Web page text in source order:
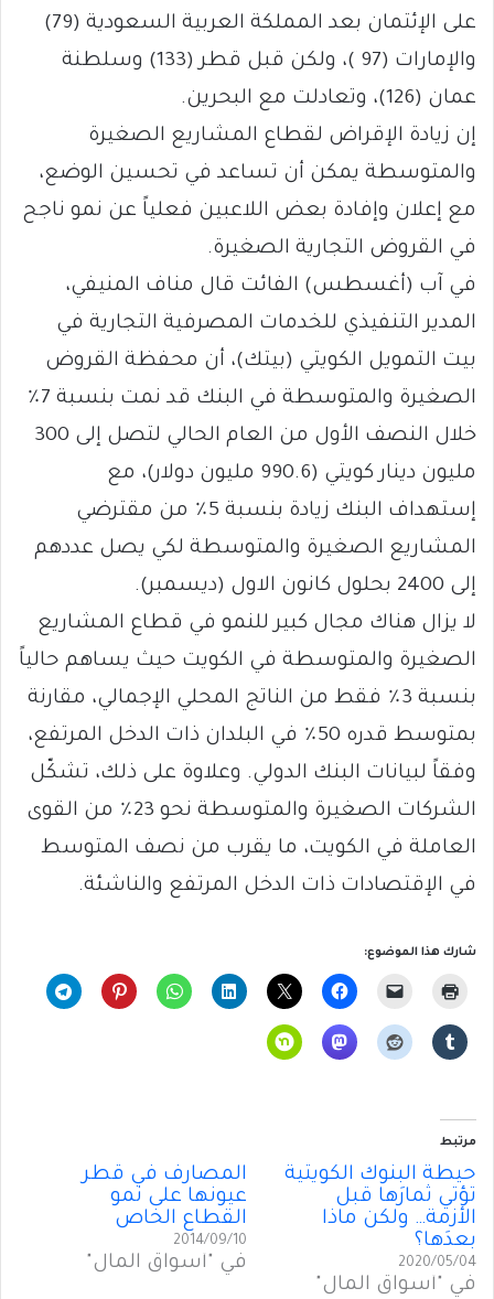
على الإئتمان بعد المملكة العربية السعودية (79)
والإمارات (97 )، ولكن قبل قطر (133) وسلطنة
عمان (126)، وتعادلت مع البحرين.
إن زيادة الإقراض لقطاع المشاريع الصغيرة
والمتوسطة يمكن أن تساعد في تحسين الوضع،
مع إعلان وإفادة بعض اللاعبين فعلياً عن نمو ناجح
في القروض التجارية الصغيرة.
في آب (أغسطس) الفائت قال مناف المنيفي،
المدير التنفيذي للخدمات المصرفية التجارية في
بيت التمويل الكويتي (بيتك)، أن محفظة القروض
الصغيرة والمتوسطة في البنك قد نمت بنسبة 7٪
خلال النصف الأول من العام الحالي لتصل إلى 300
مليون دينار كويتي (990.6 مليون دولار)، مع
إستهداف البنك زيادة بنسبة 5٪ من مقترضي
المشاريع الصغيرة والمتوسطة لكي يصل عددهم
إلى 2400 بحلول كانون الاول (ديسمبر).
لا يزال هناك مجال كبير للنمو في قطاع المشاريع
الصغيرة والمتوسطة في الكويت حيث يساهم حالياً
بنسبة 3٪ فقط من الناتج المحلي الإجمالي، مقارنة
بمتوسط قدره 50٪ في البلدان ذات الدخل المرتفع،
وفقاً لبيانات البنك الدولي. وعلاوة على ذلك، تشكّل
الشركات الصغيرة والمتوسطة نحو 23٪ من القوى
العاملة في الكويت، ما يقرب من نصف المتوسط
في الإقتصادات ذات الدخل المرتفع والناشئة.
شارك هذا الموضوع:
مرتبط
حيطةُ البنوك الكويتية
تؤتي ثمارَها قبل
الأزمة… ولكن ماذا
بعدَها؟
2020/05/04
في "أسواق المال"
المصارف في قطر
عيونها على نمو
القطاع الخاص
2014/09/10
في "أسواق المال"